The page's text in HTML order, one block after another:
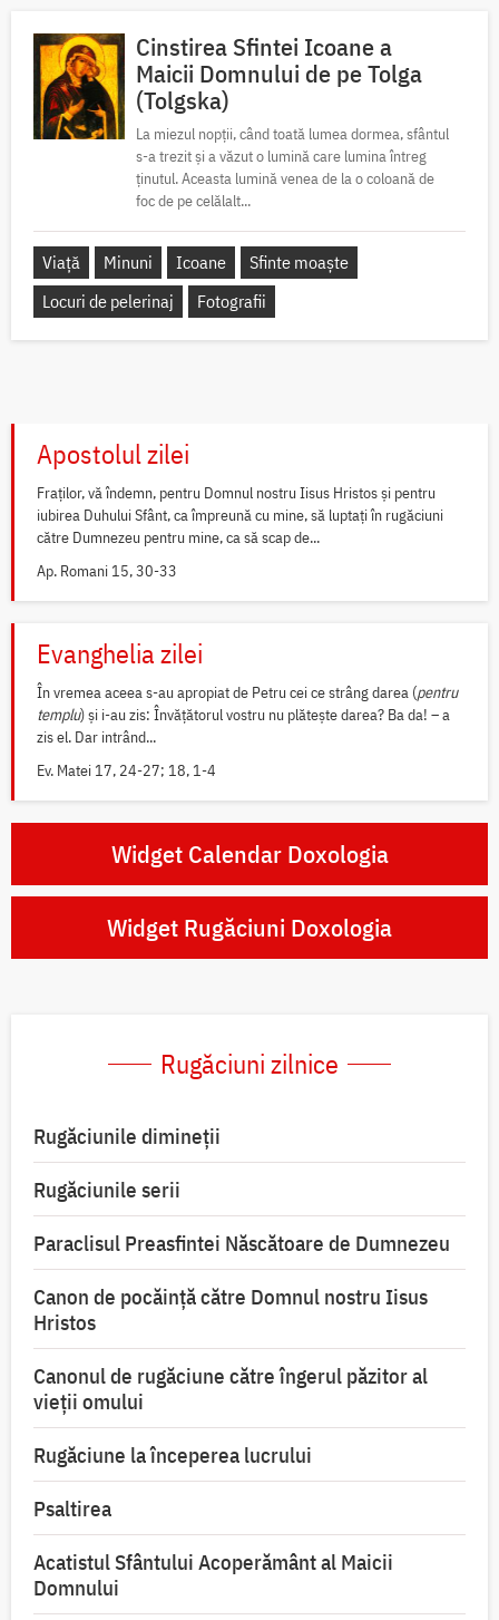
Cinstirea Sfintei Icoane a
Maicii Domnului de pe Tolga
(Tolgska)
La miezul nopții, când toată lumea dormea, sfântul
s-a trezit și a văzut o lumină care lumina întreg
ținutul. Aceasta lumină venea de la o coloană de
foc de pe celălalt...
Viață Minuni Icoane
Sfinte moaște
Locuri de pelerinaj
Fotografii
Apostolul zilei
Fraților, vă îndemn, pentru Domnul nostru Iisus Hristos și pentru
iubirea Duhului Sfânt, ca împreună cu mine, să luptați în rugăciuni
către Dumnezeu pentru mine, ca să scap de...
Ap. Romani 15, 30-33
Evanghelia zilei
În vremea aceea s-au apropiat de Petru cei ce strâng darea (pentru
templu) și i-au zis: Învățătorul vostru nu plătește darea? Ba da! – a
zis el. Dar intrând...
Ev. Matei 17, 24-27; 18, 1-4
Widget Calendar Doxologia
Widget Rugăciuni Doxologia
Rugăciuni zilnice
Rugăciunile dimineții
Rugăciunile serii
Paraclisul Preasfintei Născătoare de Dumnezeu
Canon de pocăință către Domnul nostru Iisus
Hristos
Canonul de rugăciune către îngerul păzitor al
vieții omului
Rugăciune la începerea lucrului
Psaltirea
Acatistul Sfântului Acoperământ al Maicii
Domnului